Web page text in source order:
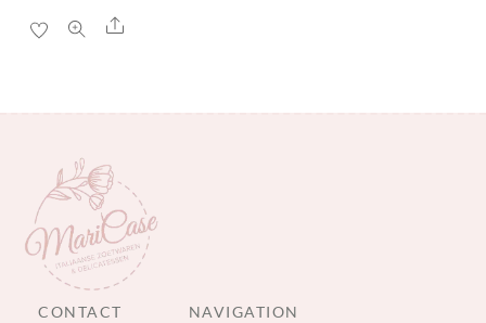
Share
CONTACT NAVIGATION